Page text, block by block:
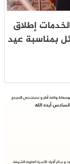
إطلاق
بمناسبة عيد